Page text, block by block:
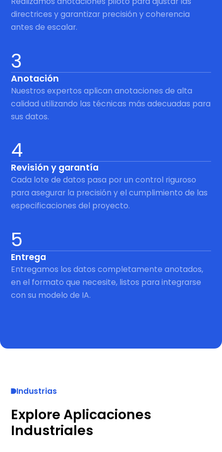
directrices y garantizar precisión y coherencia
antes de escalar.
3
Anotación
Nuestros expertos aplican anotaciones de alta
calidad utilizando las técnicas más adecuadas para
sus datos.
4
Revisión y garantía
Cada lote de datos pasa por un control riguroso
para asegurar la precisión y el cumplimiento de las
especificaciones del proyecto.
5
Entrega
Entregamos los datos completamente anotados,
en el formato que necesite, listos para integrarse
con su modelo de IA.
Industrias
Explore Aplicaciones
Industriales